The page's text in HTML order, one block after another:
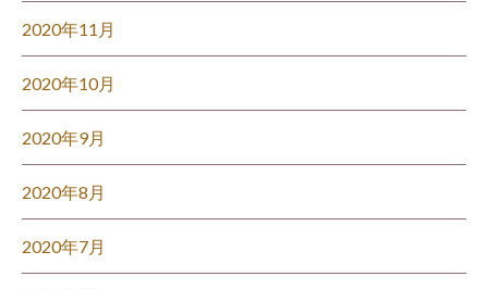
2020年11月
2020年10月
2020年9月
2020年8月
2020年7月